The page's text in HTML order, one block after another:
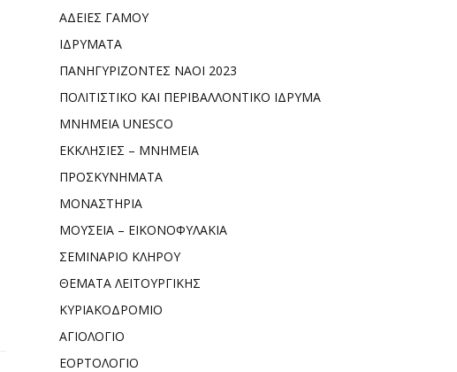
ΑΔΕΙΕΣ ΓΑΜΟΥ
ΙΔΡΥΜΑΤΑ
ΠΑΝΗΓΥΡΙΖΟΝΤΕΣ ΝΑΟΙ 2023
ΠΟΛΙΤΙΣΤΙΚΟ ΚΑΙ ΠΕΡΙΒΑΛΛΟΝΤΙΚΟ ΙΔΡΥΜΑ
ΜΝΗΜΕΙΑ UNESCO
ΕΚΚΛΗΣΙΕΣ – ΜΝΗΜΕΙΑ
ΠΡΟΣΚΥΝΗΜΑΤΑ
ΜΟΝΑΣΤΗΡΙΑ
ΜΟΥΣΕΙΑ – ΕΙΚΟΝΟΦΥΛΑΚΙΑ
ΣΕΜΙΝΑΡΙΟ ΚΛΗΡΟΥ
ΘΕΜΑΤΑ ΛΕΙΤΟΥΡΓΙΚΗΣ
ΚΥΡΙΑΚΟΔΡΟΜΙΟ
ΑΓΙΟΛΟΓΙΟ
ΕΟΡΤΟΛΟΓΙΟ